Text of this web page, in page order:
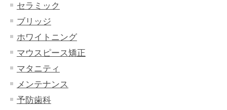
セラミック
ブリッジ
ホワイトニング
マウスピース矯正
マタニティ
メンテナンス
予防歯科